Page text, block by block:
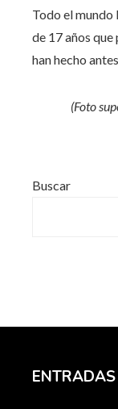
Todo el mundo
de 17 años
han hecho
(Foto
Buscar